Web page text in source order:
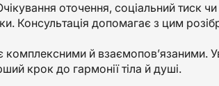
оточення, соціальний тиск
Консультація допомагає з цим
й взаємопов’язаними.
крок до гармонії тіла й душі.